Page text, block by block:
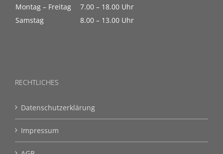
Montag – Freitag
7.00 – 18.00 Uhr
Samstag
8.00 – 13.00 Uhr
RECHTLICHES
Datenschutzerklärung
Impressum